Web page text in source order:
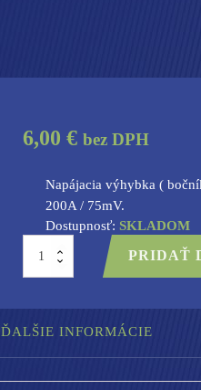
6,00 € bez DPH
Napájacia výhybka (
200A / 75mV.
Dostupnosť: SKLADOM
množstvo
Napájacia
výhybka
digitálnemu
ampérmetru
-
PRIDAŤ
ĎALŠIE INFORMÁCIE